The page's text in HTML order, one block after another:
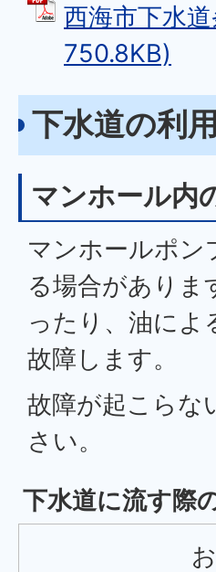
西海市下水
750.8KB)
下水道の利
マンホール内
マンホールポン
る場合がありま
ったり、油に
故障します。
故障が起こらな
さい。
下水道に流す際